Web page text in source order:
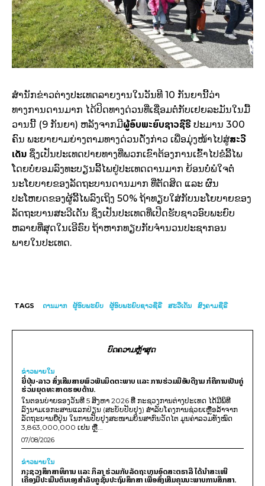
ສຳນັກຂ່າວຕ່າງປະເທດລາຍງານໃນວັນທີ 10 ກັນຍານີ້ວ່າ
ທາງການດານມາກ ໄດ້ປິດທາງດ່ວນທີ່ເຊື່ອມຕໍ່ກັບເຢຍລະມັນໃນມື້
ວານນີ້ (9 ກັນຍາ) ຫລັງຈາກມີຜູ້ອົບພະຍົບຊາວຊີຣີ ປະມານ 300
ຄົນ ພະຍາຍາມຍ່າງຕາມທາງດ່ວນດັ່ງກ່າວ ເພື່ອມຸ່ງໜ້າໄປສູ່ສະວີ
ເດັນ ຊຶ່ງເປັນປະເທດປາຍທາງທີ່ພວກເຂົາຕ້ອງການເຂົ້າໄປຂໍລີ້ໄພ
ໂດຍບໍ່ຍອມລົງທະບຽນລີ້ໄພຢູ່ປະເທດດານມາກ ຍ້ອນບໍ່ພໍໃຈຕໍ່
ນະໂຍບາຍຂອງລັດຖະບານດານມາກ ທີ່ຕັດສິດ ແລະ ຜົນ
ປະໂຫຍດຂອງຜູ້ລີ້ໄພລົງເຖິງ 50% ຖ້າທຽບໃສ່ກັບນະໂຍບາຍຂອງ
ລັດຖະບານສະວີເດັນ ຊຶ່ງເປັນປະເທດທີ່ເປີດຮັບຊາວອົບພະຍົບ
ຫລາຍທີ່ສຸດໃນເອີຣົບ ຖ້າຫາກທຽບກັບຈຳນວນປະຊາກອນ
ພາຍໃນປະເທດ.
TAGS ດານມາກ ຜູ້ອົບພະຍົບ ຜູ້ອົບພະຍົບຊາວຊີຣີ ສະວີເດັນ ສົງຄາມຊີຣີ
ບົດຄວາມຫຼ້າສຸດ
ຂ່າວພາຍ​ໃນ
ຍີ່ປຸ່ນ-ລາວ ສົ່ງເສີມສາຍພົວພັນມິດຕະພາບ ແລະ ການຮ່ວມມືອັນດີງາມ ກໍຄືການເປັນຄູ່
ຮ່ວມຍຸດທະສາດຮອບດ້ານ.
ໃນຕອນບ່າຍຂອງວັນທີ 5 ສິງຫາ 2026 ທີ່ ກະຊວງການຕ່າງປະເທດ ໄດ້ມີພິທີ
ລົງນາມເອກະສານແລກປ່ຽນ (ສະບັບປັບປຸງ) ສໍາລັບໂຄງການຊ່ວຍເຫຼືອລ້າຈາກ
ລັດຖະບານຍີ່ປຸ່ນ ໃນການປັບປຸງສະໜາມບິນສາກົນວັດໄຕ ມູນຄ່າລວມທັງໝົດ
3,863,000,000 ເຢນ ຫຼື...
07/08/2026
ຂ່າວພາຍ​ໃນ
ກະຊວງສຶກສາທິການ ແລະ ກິລາ ຮ່ວມກັບລັດຖະບານອົດສະຕຣາລີ ໄດ້ນຳສະເໜີ
ເຄື່ອງມືປະເມີນຕົນເອງສຳລັບຄູຊັ້ນປະຖົມສຶກສາ ເພື່ອສົ່ງເສີມຄຸນນະພາບການສຶກສາ.